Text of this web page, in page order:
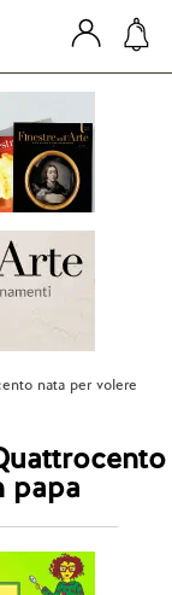
nata per volere
papa